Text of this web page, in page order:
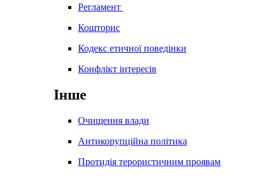
Регламент
Кошторис
Кодекс етичної поведінки
Конфлікт інтересів
Інше
Очищення влади
Антикорупційна політика
Протидія терористичним проявам